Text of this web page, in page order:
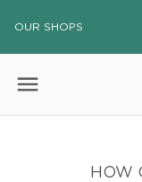
OUR SHOPS
menu
HOW